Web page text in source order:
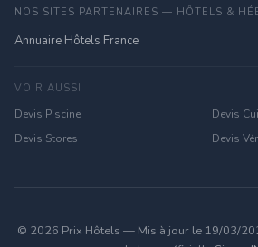
NOS SITES PARTENAIRES — HÔTELS &
Annuaire Hôtels France
VOIR AUSSI
Devis Piscine
Devis
Devis Stores
Devis
© 2026 Prix Hôtels — Mis à jour le 19/03/